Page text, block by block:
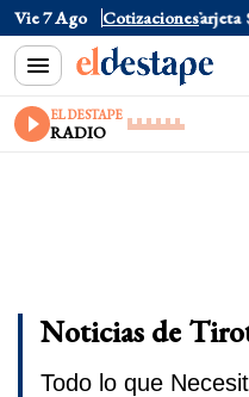
Vie 7 Ago Cotizaciones
$1520 Dólar Tarjeta
EL DESTAPE
RADIO
Noticias de
Todo lo que